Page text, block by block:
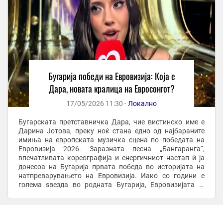
Бугарија победи на Евровизија: Која е
Дара, новата кралица на Евросонгот?
17/05/2026 11:30 - Локално
Бугарската претставничка Дара, чие вистинско име е
Дарина Јотова, преку ноќ стана едно од најбараните
имиња на европската музичка сцена по победата на
Евровизија 2026. Заразната песна „Бангаранга“,
впечатливата кореографија и енергичниот настап ѝ ја
донесоа на Бугарија првата победа во историјата на
натпреварувањето на Евровизија. Иако со години е
голема ѕвезда во родната Бугарија, Евровизијата ја